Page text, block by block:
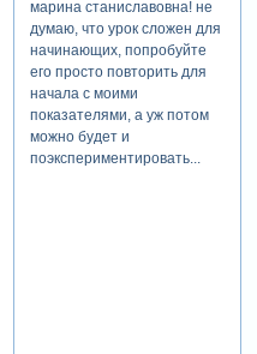
марина станиславовна! не
думаю, что урок сложен для
начинающих, попробуйте
его просто повторить для
начала с моими
показателями, а уж потом
можно будет и
поэкспериментировать...